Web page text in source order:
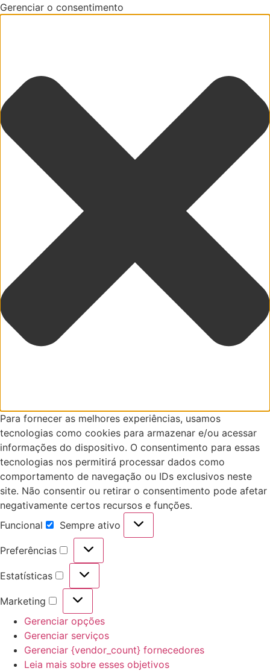
Gerenciar o consentimento
Para fornecer as melhores experiências, usamos
tecnologias como cookies para armazenar e/ou acessar
informações do dispositivo. O consentimento para essas
tecnologias nos permitirá processar dados como
comportamento de navegação ou IDs exclusivos neste
site. Não consentir ou retirar o consentimento pode afetar
negativamente certos recursos e funções.
Funcional
Funcional
Sempre ativo
Preferências
Preferências
Estatísticas
Estatísticas
Marketing
Marketing
Gerenciar opções
Gerenciar serviços
Gerenciar {vendor_count} fornecedores
Leia mais sobre esses objetivos